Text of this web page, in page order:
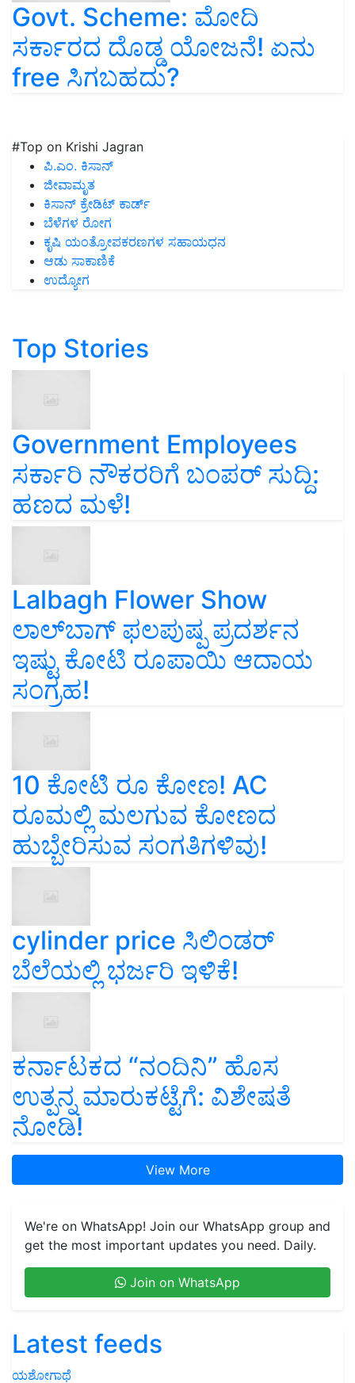
Govt. Scheme: ಮೋದಿ
ಸರ್ಕಾರದ ದೊಡ್ಡ ಯೋಜನೆ! ಏನು
free ಸಿಗಬಹದು?
#Top on Krishi Jagran
ಪಿ.ಎಂ. ಕಿಸಾನ್
ಜೀವಾಮೃತ
ಕಿಸಾನ್ ಕ್ರೇಡಿಟ್ ಕಾರ್ಡ್
ಬೆಳೆಗಳ ರೋಗ
ಕೃಷಿ ಯಂತ್ರೋಪಕರಣಗಳ ಸಹಾಯಧನ
ಆಡು ಸಾಕಾಣಿಕೆ
ಉದ್ಯೋಗ
Top Stories
Government Employees
ಸರ್ಕಾರಿ ನೌಕರರಿಗೆ ಬಂಪರ್‌ ಸುದ್ದಿ:
ಹಣದ ಮಳೆ!
Lalbagh Flower Show
ಲಾಲ್‌ಬಾಗ್ ಫಲಪುಷ್ಪ ಪ್ರದರ್ಶನ
ಇಷ್ಟು ಕೋಟಿ ರೂಪಾಯಿ ಆದಾಯ
ಸಂಗ್ರಹ!
10 ಕೋಟಿ ರೂ ಕೋಣ! AC
ರೂಮಲ್ಲಿ ಮಲಗುವ ಕೋಣದ
ಹುಬ್ಬೇರಿಸುವ ಸಂಗತಿಗಳಿವು!
cylinder price ಸಿಲಿಂಡರ್‌
ಬೆಲೆಯಲ್ಲಿ ಭರ್ಜರಿ ಇಳಿಕೆ!
ಕರ್ನಾಟಕದ “ನಂದಿನಿ” ಹೊಸ
ಉತ್ಪನ್ನ ಮಾರುಕಟ್ಟೆಗೆ: ವಿಶೇಷತೆ
ನೋಡಿ!
View More
We're on WhatsApp! Join our WhatsApp group and
get the most important updates you need. Daily.
Join on WhatsApp
Latest feeds
ಯಶೋಗಾಥೆ